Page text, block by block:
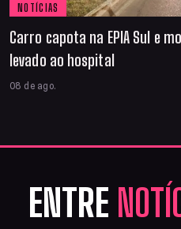
NOTÍCIAS
Carro capota na EPIA Sul e
levado ao hospital
08 de ago.
ENTRE